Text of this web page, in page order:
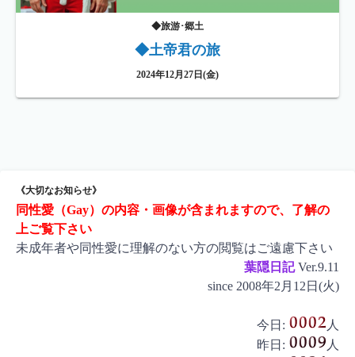
◆旅游･郷土
◆土帝君の旅
2024年12月27日(金)
《大切なお知らせ》
同性愛（Gay）の内容・画像が含まれますので、了解の
上ご覧下さい
未成年者や同性愛に理解のない方の閲覧はご遠慮下さい
葉隠日記Ver.9.11
since 2008年2月12日(火)
今日:
人
昨日:
人